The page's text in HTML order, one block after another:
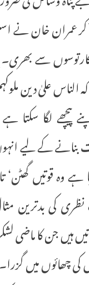
عمران خان نے
سے بھری۔
الناس علیٰ دین
پیچھے لگا سکتا
بنانے کے لیے
ہے وہ قوتیں گھٹن‘
کی بدترین
ہیں جن کا ماضی
چھائوں میں